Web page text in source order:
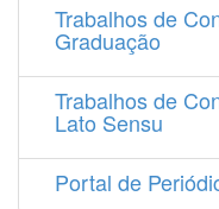
Trabalhos de
Graduação
Trabalhos de
Lato Sensu
Portal de